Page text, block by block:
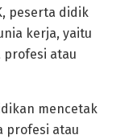
peserta didik
kerja, yaitu
profesi atau
mencetak
profesi atau